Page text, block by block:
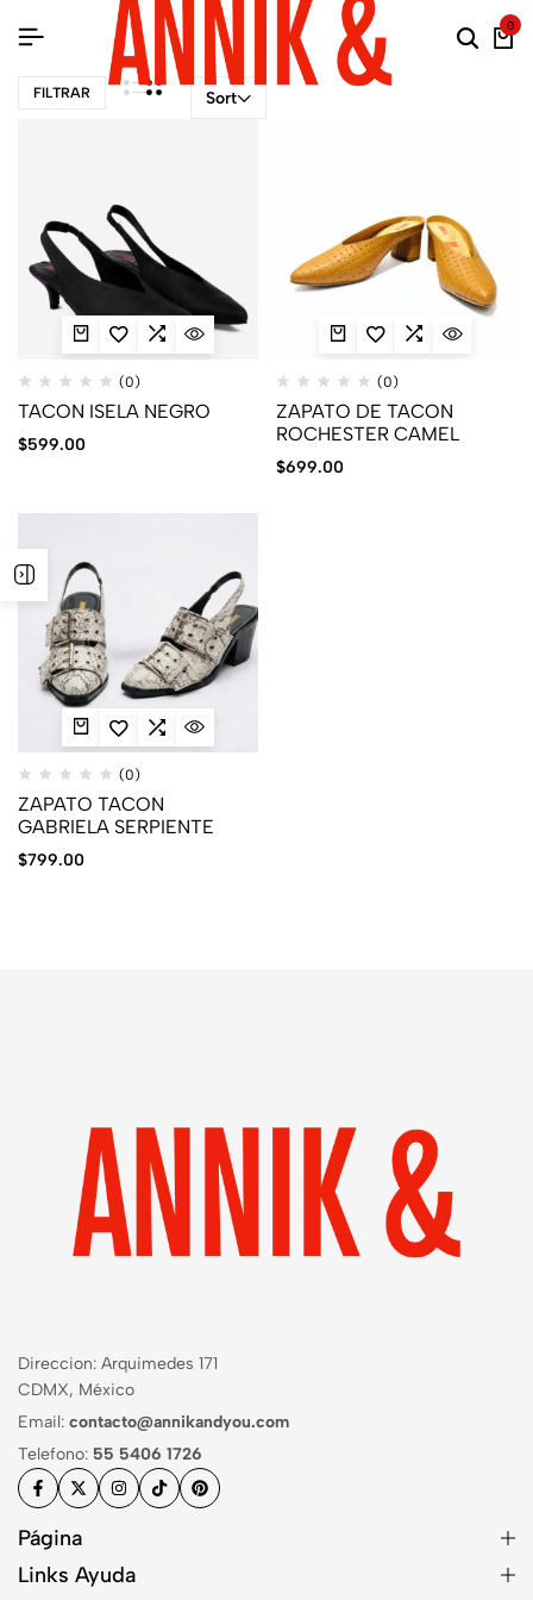
0
FILTRAR Sort
(0)
TACON ISELA NEGRO
$599.00
(0)
ZAPATO DE TACON
ROCHESTER CAMEL
$699.00
(0)
ZAPATO TACON
GABRIELA SERPIENTE
$799.00
Direccion: Arquimedes 171
CDMX, México
Email: contacto@annikandyou.com
Telefono: 55 5406 1726
Página
Links Ayuda